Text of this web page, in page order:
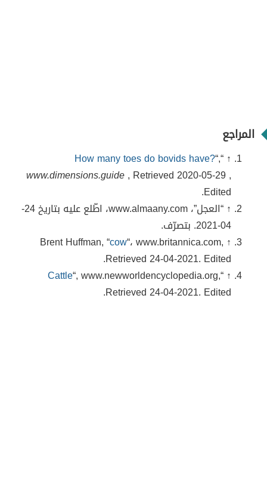
المراجع
↑ “
How many toes do bovids have?“,
www.dimensions.guide, Retrieved 2020-05-29 ,
Edited.
↑ “العجل”، www.almaany.com، اطّلع عليه بتاريخ 24-
04-2021. بتصرّف.
↑ Brent Huffman, “
cow“، www.britannica.com,
Retrieved 24-04-2021. Edited.
↑ “
Cattle“, www.newworldencyclopedia.org,
Retrieved 24-04-2021. Edited.